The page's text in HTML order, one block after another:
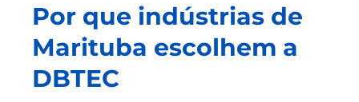
Por que indústrias de
Marituba escolhem a
DBTEC